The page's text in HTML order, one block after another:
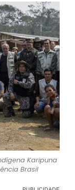
Karipuna
Brasil